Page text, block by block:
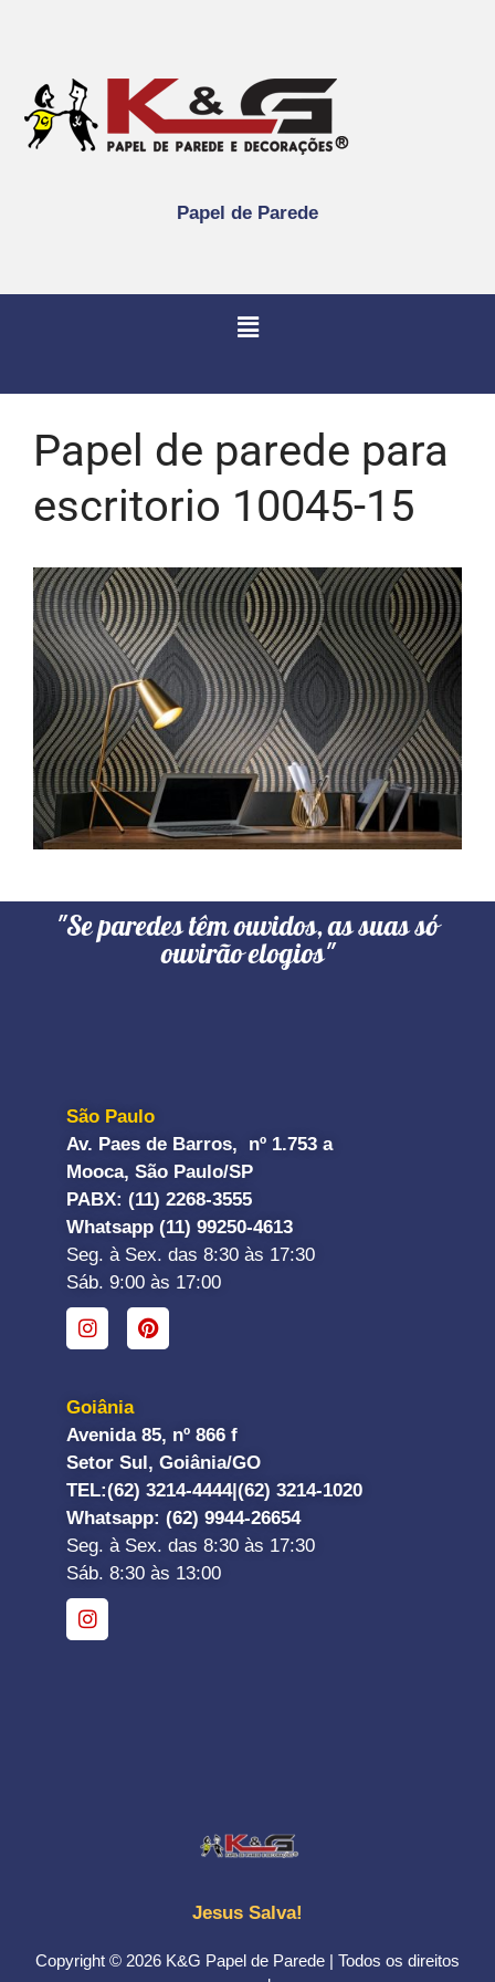
Papel de Parede
Papel de parede para
escritorio 10045-15
"Se paredes têm ouvidos, as suas só
ouvirão elogios"
São Paulo
Av. Paes de Barros, nº 1.753 a
Mooca, São Paulo/SP
PABX: (11) 2268-3555
Whatsapp (11) 99250-4613
Seg. à Sex. das 8:30 às 17:30
Sáb. 9:00 às 17:00
Goiânia
Avenida 85, nº 866 f
Setor Sul, Goiânia/GO
TEL:(62) 3214-4444|(62) 3214-1020
Whatsapp: (62) 9944-26654
Seg. à Sex. das 8:30 às 17:30
Sáb. 8:30 às 13:00
Jesus Salva!
Copyright © 2026 K&G Papel de Parede | Todos os direitos